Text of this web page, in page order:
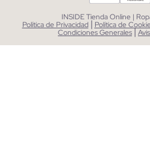
INSIDE Tienda Online |
Política de Privacidad | Política de
Condiciones Generales|